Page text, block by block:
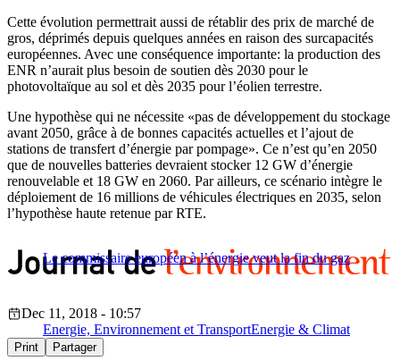
Cette évolution permettrait aussi de rétablir des prix de marché de
gros, déprimés depuis quelques années en raison des surcapacités
européennes. Avec une conséquence importante: la production des
ENR n’aurait plus besoin de soutien dès 2030 pour le
photovoltaïque au sol et dès 2035 pour l’éolien terrestre.
Une hypothèse qui ne nécessite «pas de développement du stockage
avant 2050, grâce à de bonnes capacités actuelles et l’ajout de
stations de transfert d’énergie par pompage». Ce n’est qu’en 2050
que de nouvelles batteries devraient stocker 12 GW d’énergie
renouvelable et 18 GW en 2060. Par ailleurs, ce scénario intègre le
déploiement de 16 millions de véhicules électriques en 2035, selon
l’hypothèse haute retenue par RTE.
Le commissaire européen à l’énergie veut la fin du gaz
Dec 11, 2018 - 10:57
Energie, Environnement et TransportEnergie & Climat
Print Partager